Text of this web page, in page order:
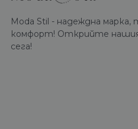
Moda Stil - надеждна марка,
комфорт! Открийте
сега!